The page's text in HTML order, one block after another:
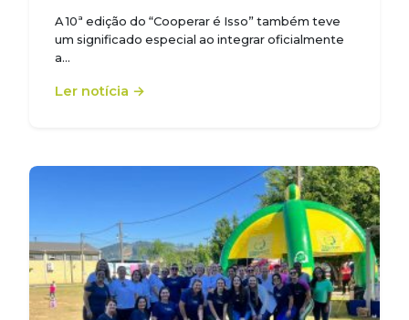
A 10ª edição do “Cooperar é Isso” também teve
um significado especial ao integrar oficialmente
a…
Ler notícia →